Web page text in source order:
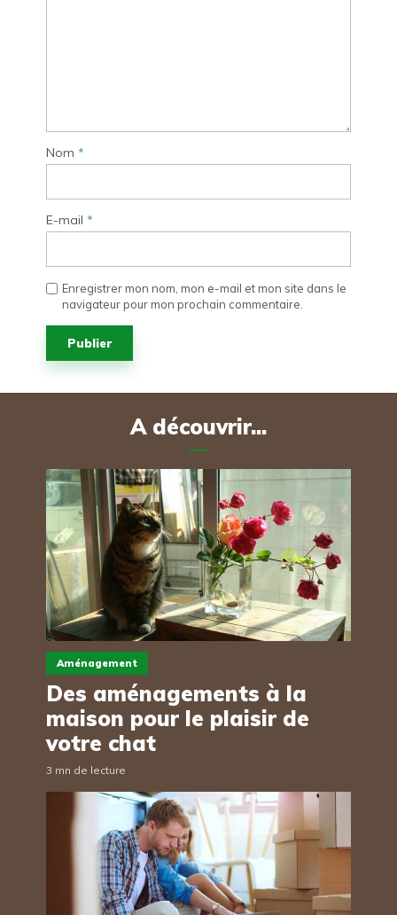
Nom *
E-mail *
Enregistrer mon nom, mon e-mail et mon site dans le
navigateur pour mon prochain commentaire.
A découvrir...
Aménagement
Des aménagements à la
maison pour le plaisir de
votre chat
3 mn de lecture